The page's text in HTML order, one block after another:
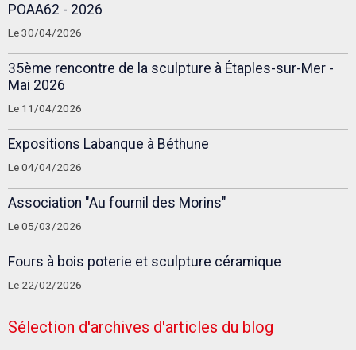
POAA62 - 2026
Le 30/04/2026
35ème rencontre de la sculpture à Étaples-sur-Mer -
Mai 2026
Le 11/04/2026
Expositions Labanque à Béthune
Le 04/04/2026
Association "Au fournil des Morins"
Le 05/03/2026
Fours à bois poterie et sculpture céramique
Le 22/02/2026
Sélection d'archives d'articles du blog